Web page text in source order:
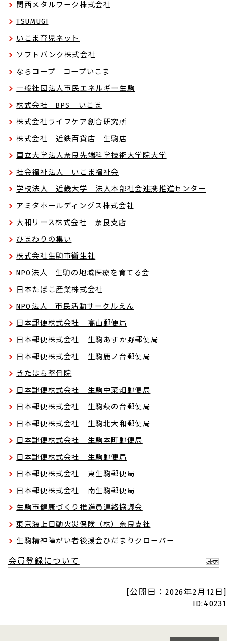
関西メタルワーク株式会社
TSUMUGI
いこま育児ネット
ソフトバンク株式会社
ならコープ コープいこま
一般社団法人市民エネルギー生駒
株式会社 BPS いこま
株式会社ライフケア創合研究所
株式会社 近鉄百貨店 生駒店
国立大学法人奈良先端科学技術大学院大学
社会福祉法人 いこま福祉会
学校法人 近畿大学 法人本部社会連携推進センター
アミタホールディングス株式会社
大和リース株式会社 奈良支店
ひまわりの集い
株式会社生駒市衛生社
NPO法人 生駒の地域医療を育てる会
日本たばこ産業株式会社
NPO法人 市民活動サークルえん
日本郵便株式会社 高山郵便局
日本郵便株式会社 生駒あすか野郵便局
日本郵便株式会社 生駒鹿ノ台郵便局
きたはら整骨院
日本郵便株式会社 生駒中菜畑郵便局
日本郵便株式会社 生駒萩の台郵便局
日本郵便株式会社 生駒北大和郵便局
日本郵便株式会社 生駒本町郵便局
日本郵便株式会社 生駒郵便局
日本郵便株式会社 東生駒郵便局
日本郵便株式会社 南生駒郵便局
生駒市健康づくり推進員連絡協議会
東京海上日動火災保険（株）奈良支社
生駒精神障がい者後援会ひだまりクローバー
会員登録について 表示
[公開日：2026年2月12日]
ID:40231